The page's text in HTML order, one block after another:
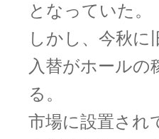
となっていた。
しかし、今秋に
⼊替がホールの
る。
市場に設置され